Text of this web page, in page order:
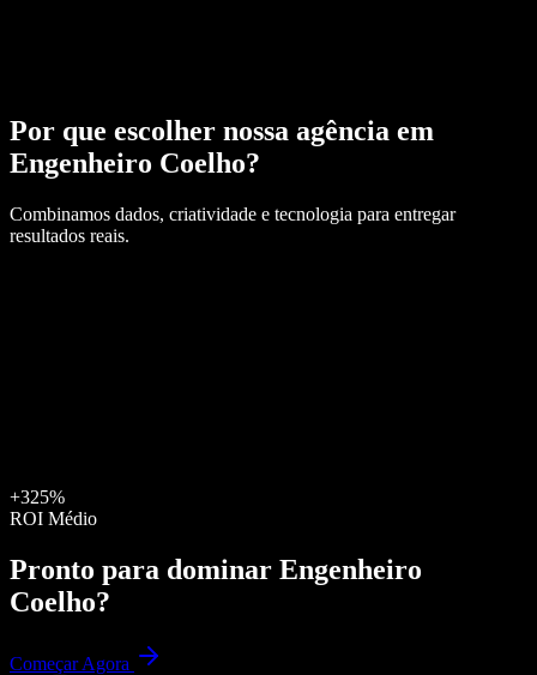
Por que escolher nossa agência em
Engenheiro Coelho?
Combinamos dados, criatividade e tecnologia para entregar
resultados reais.
+325%
ROI Médio
Pronto para dominar Engenheiro
Coelho?
Começar Agora